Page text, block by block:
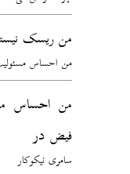
من ریسک
من احساس
من احساس
فیض در
سامری نیکوکار